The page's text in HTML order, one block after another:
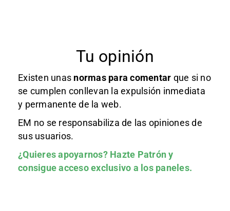
Tu opinión
Existen unas normas para comentar que si no
se cumplen conllevan la expulsión inmediata
y permanente de la web.
EM no se responsabiliza de las opiniones de
sus usuarios.
¿Quieres apoyarnos? Hazte Patróny
consigue acceso exclusivo a los paneles.